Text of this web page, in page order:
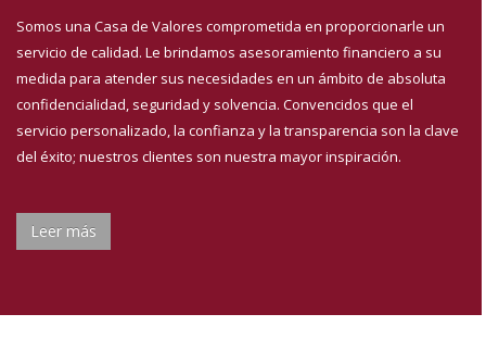
Somos una Casa de Valores comprometida en proporcionarle un
servicio de calidad. Le brindamos asesoramiento financiero a su
medida para atender sus necesidades en un ámbito de absoluta
confidencialidad, seguridad y solvencia. Convencidos que el
servicio personalizado, la confianza y la transparencia son la clave
del éxito; nuestros clientes son nuestra mayor inspiración.
Leer más